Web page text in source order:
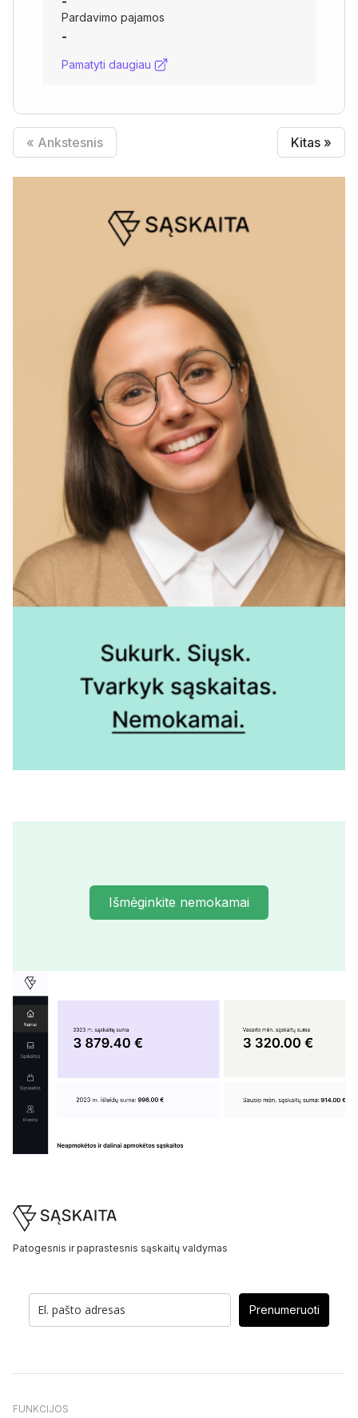
Pardavimo pajamos
-
Pamatyti daugiau
« Ankstesnis Kitas »
Išmėginkite nemokamai
Footer
Patogesnis ir paprastesnis sąskaitų valdymas
Prenumeruoti
FUNKCIJOS